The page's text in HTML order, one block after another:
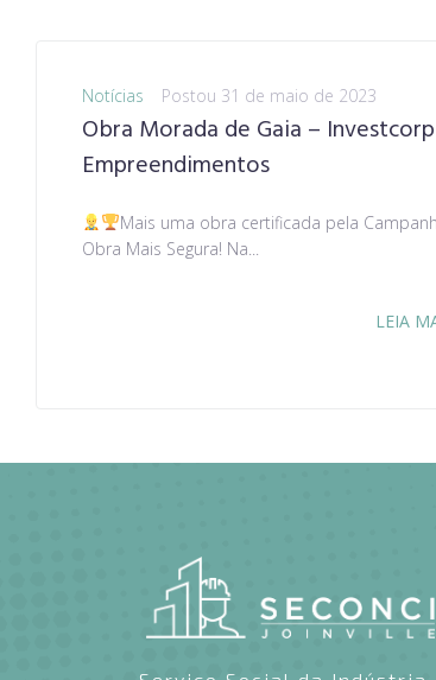
Notícias Postou 31 de maio de 2023
Obra Morada de Gaia – Investcorp
Empreendimentos
Mais uma obra certificada pela
Obra Mais Segura! Na...
LEIA